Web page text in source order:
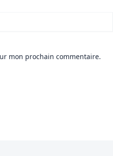
mon prochain commentaire.